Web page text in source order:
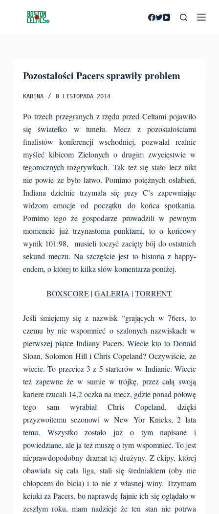
Pozostałości Pacers sprawiły problem
KABINA 8 LISTOPADA 2014
Po trzech przegranych z rzędu przed Celtami pojawiło
się światełko w tunelu. Mecz z pozostałościami
finalistów konferencji wschodniej, pozwalał realnie
myśleć kibicom Zielonych o drugim zwycięstwie w
tegorocznych rozgrywkach. Tak też się stało lecz nikt
nie powie że było łatwo. Pomimo potężnych osłabień,
Indiana dzielnie trzymała się przy C’s zapewniając
widzom emocje od początku do końca spotkania.
Pomimo tego że gospodarze prowadzili w pewnym
momencie już trzynastoma punktami, to o końcowy
wynik 101:98, musieli toczyć zacięty bój do ostatnich
sekund meczu. Na szczęście jest to historia z happy-
endem, o której to kilka słów komentarza poniżej.
BOXSCORE |GALERIA |TORRENT
Jeśli śmiejemy się z nazwisk “grających w 76ers, to
czemu by nie wspomnieć o szalonych nazwiskach w
pierwszej piątce Indiany Pacers. Wiecie kto to Donald
Sloan, Solomon Hill i Chris Copeland? Oczywiście, że
wiecie. To przeciez 3 z 5 starterów w Indianie. Wiecie
też zapewne że w sumie w trójkę, przez całą swoją
kariere rzucali 14,2 oczka na mecz, gdzie ponad połowę
tego sam wyrabiał Chris Copeland, dzięki
przyzwoitemu sezonowi w New Yor Knicks, 2 lata
temu. Wszystko zostało już o tym napisane i
powiedziane, ale ja też muszę o tym wspomnieć. To jest
nieprawdopodobny dramat tej drużyny. Z ekipy, której
obawiała się cała liga, stali się średniakiem (oby nie
chłopcem do bicia) i to nie z własnej winy. Trzymam
kciuki za Pacers, bo naprawdę fajnie ich się oglądało w
zeszłym roku, mam nadzieje że ten stan nie potrwa